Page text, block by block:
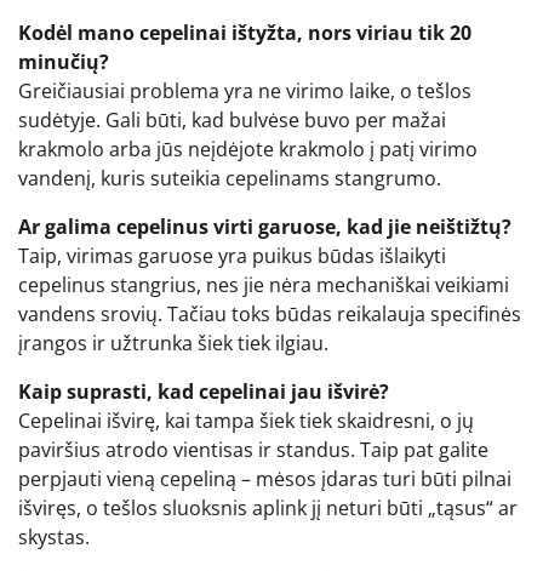
Kodėl mano cepelinai ištyžta, nors viriau tik 20
minučių?
Greičiausiai problema yra ne virimo laike, o tešlos
sudėtyje. Gali būti, kad bulvėse buvo per mažai
krakmolo arba jūs neįdėjote krakmolo į patį virimo
vandenį, kuris suteikia cepelinams stangrumo.
Ar galima cepelinus virti garuose, kad jie neištižtų?
Taip, virimas garuose yra puikus būdas išlaikyti
cepelinus stangrius, nes jie nėra mechaniškai veikiami
vandens srovių. Tačiau toks būdas reikalauja specifinės
įrangos ir užtrunka šiek tiek ilgiau.
Kaip suprasti, kad cepelinai jau išvirė?
Cepelinai išvirę, kai tampa šiek tiek skaidresni, o jų
paviršius atrodo vientisas ir standus. Taip pat galite
perpjauti vieną cepeliną – mėsos įdaras turi būti pilnai
išviręs, o tešlos sluoksnis aplink jį neturi būti „tąsus“ ar
skystas.